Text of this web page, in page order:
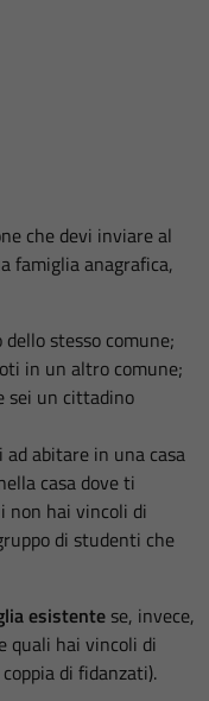
che devi inviare al
famiglia anagrafica,
stesso comune;
in un altro comune;
sei un cittadino
ad abitare in una casa
casa dove ti
non hai vincoli di
di studenti che
esistente se, invece,
quali hai vincoli di
di fidanzati).